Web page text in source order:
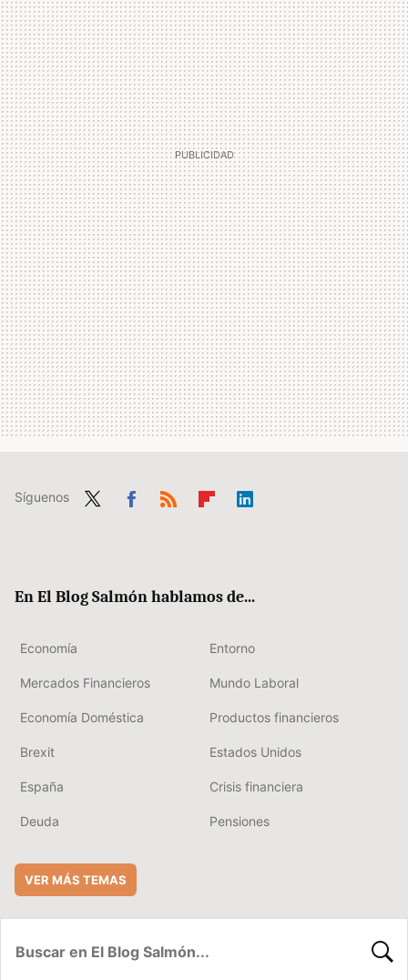
Síguenos
En El Blog Salmón hablamos de...
Economía Entorno
Mercados Financieros Mundo Laboral
Economía Doméstica Productos financieros
Brexit Estados Unidos
España Crisis financiera
Deuda Pensiones
VER MÁS TEMAS